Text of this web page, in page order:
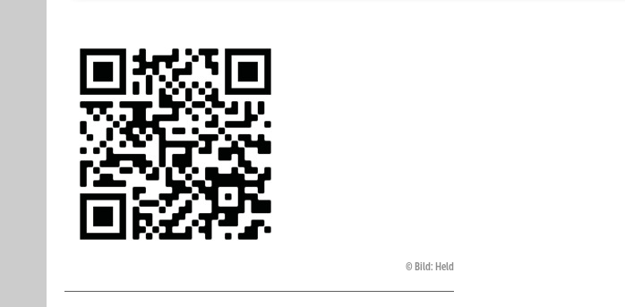
Bild: Held